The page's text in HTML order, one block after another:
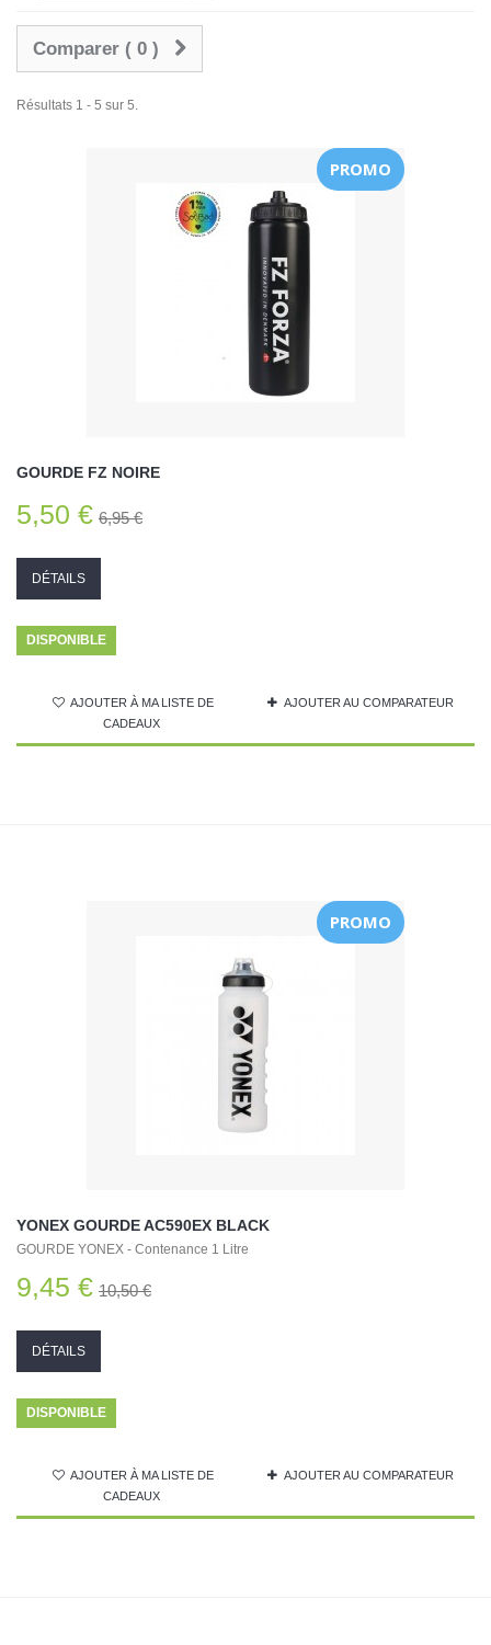
Comparer ( 0 )
Résultats 1 - 5 sur 5.
PROMO
GOURDE FZ NOIRE
5,50 € 6,95 €
DÉTAILS
DISPONIBLE
AJOUTER À MA LISTE DE
CADEAUX
AJOUTER AU COMPARATEUR
PROMO
YONEX GOURDE AC590EX BLACK
GOURDE YONEX - Contenance 1 Litre
9,45 € 10,50 €
DÉTAILS
DISPONIBLE
AJOUTER À MA LISTE DE
CADEAUX
AJOUTER AU COMPARATEUR